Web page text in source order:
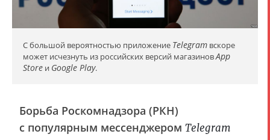
С большой вероятностью приложение Telegram вскоре
может исчезнуть из российских версий магазиновApp
Store и Google Play.
Борьба Роскомнадзора (РКН)
с популярным мессенджером Telegram